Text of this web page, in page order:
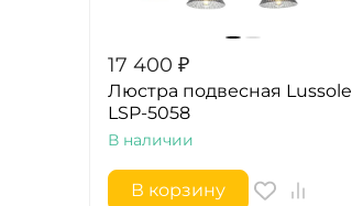
17 400 ₽
Люстра подвесная Lussole
LSP-5058
В наличии
В корзину